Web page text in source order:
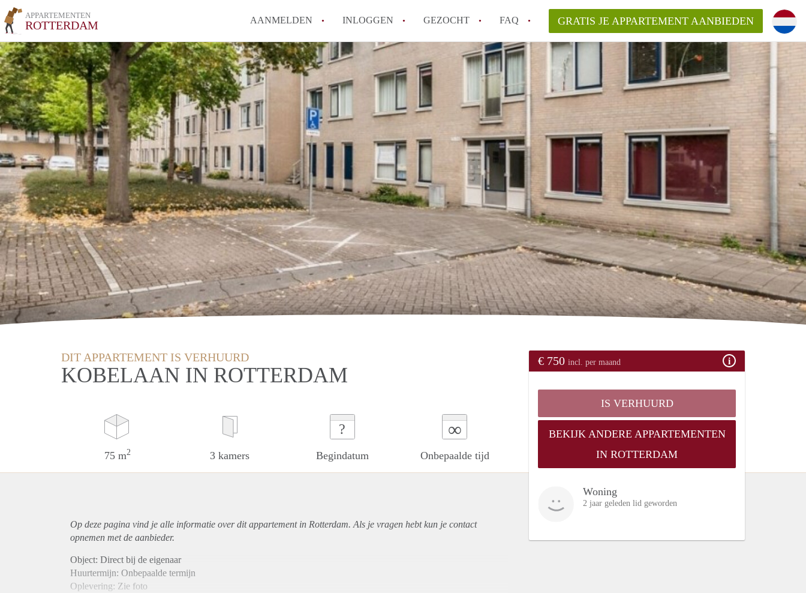
APPARTEMENTEN
ROTTERDAM AANMELDEN INLOGGEN GEZOCHT FAQ
How to translate AppartementRotterdam!
Wat is AppartementenRotterdam?
Hoeveel kost het om te reageren op een Appartement in Rotterdam?
Wat is de privacyverklaring van AppartementenRotterdam?
Berekent AppartementenRotterdam
makelaarsvergoeding/bemiddelingsvergoeding?
Alle veelgestelde vragen
GRATIS JE APPARTEMENT AANBIEDEN
DIT APPARTEMENT IS VERHUURD
KOBELAAN IN ROTTERDAM
75 m2 3 kamers
?
Begindatum
∞
Onbepaalde tijd
€ 750 incl. per maand
IS VERHUURD
BEKIJK ANDERE APPARTEMENTEN
IN ROTTERDAM
Woning
2 jaar geleden lid geworden
Op deze pagina vind je alle informatie over ditappartementin Rotterdam. Als je vragen hebt kun je contact
opnemen met de aanbieder.
Object: Direct bij de eigenaar
Huurtermijn: Onbepaalde termijn
Oplevering: Zie foto